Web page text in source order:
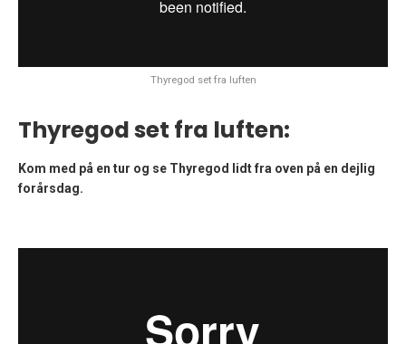
Thyregod set fra luften
Thyregod set fra luften:
Kom med på en tur og se Thyregod lidt fra oven på en dejlig
forårsdag.